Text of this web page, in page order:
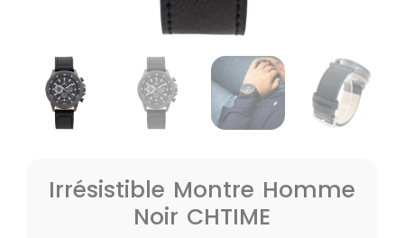
Irrésistible Montre Homme
Noir CHTIME